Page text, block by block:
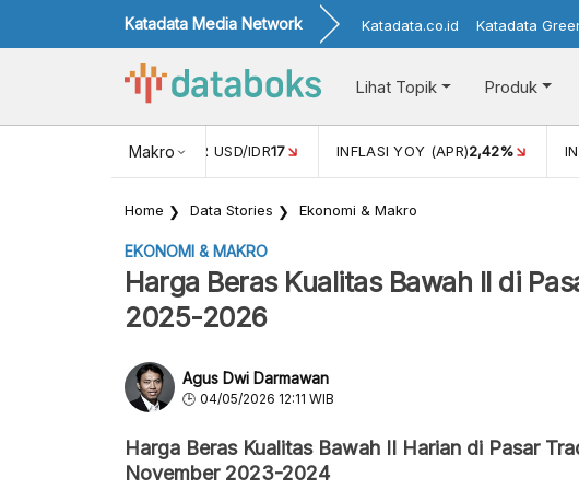
Katadata Media Network Katadata.co.id Katadata
Lihat Topik Produk
Makro
NILAI TUKAR USD/IDR17 INFLASI YOY (APR)2,42%
Home Data Stories Ekonomi & Makro
EKONOMI & MAKRO
Harga Beras Kualitas Bawah II di
2025-2026
Agus Dwi Darmawan
04/05/2026 12:11 WIB
Harga Beras Kualitas Bawah II Harian di Pasar
November 2023-2024